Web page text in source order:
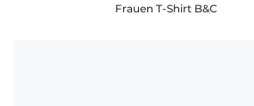
Frauen T-Shirt B&C